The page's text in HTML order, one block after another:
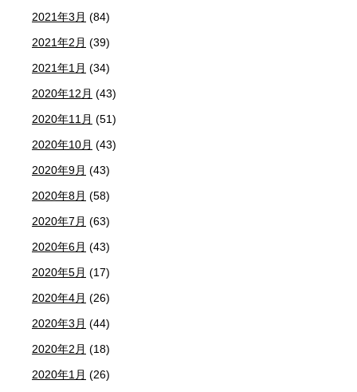
2021年3月 (84)
2021年2月 (39)
2021年1月 (34)
2020年12月 (43)
2020年11月 (51)
2020年10月 (43)
2020年9月 (43)
2020年8月 (58)
2020年7月 (63)
2020年6月 (43)
2020年5月 (17)
2020年4月 (26)
2020年3月 (44)
2020年2月 (18)
2020年1月 (26)